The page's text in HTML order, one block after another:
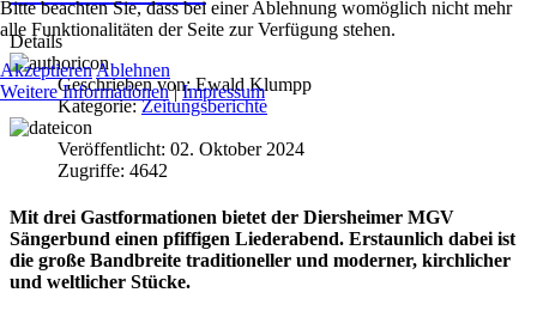
Details
Geschrieben von:Ewald Klumpp
Kategorie:Zeitungsberichte
Veröffentlicht: 02. Oktober 2024
Zugriffe: 4642
Mit drei Gastformationen bietet der Diersheimer MGV
Sängerbund einen pfiffigen Liederabend. Erstaunlich dabei ist
die große Bandbreite traditioneller und moderner, kirchlicher
und weltlicher Stücke.
Bitte beachten Sie, dass bei einer Ablehnung womöglich nicht mehr
alle Funktionalitäten der Seite zur Verfügung stehen.
AkzeptierenAblehnen
Weitere Informationen|Impressum